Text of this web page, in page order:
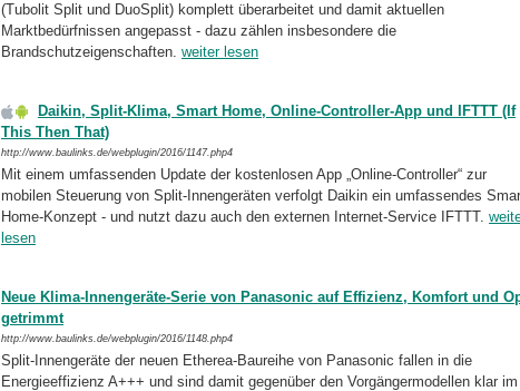
(Tubolit Split und DuoSplit) komplett überarbeitet und damit aktuellen
Marktbedürfnissen angepasst - dazu zählen ins­be­son­dere die
Brandschutzeigenschaften. weiter lesen
Daikin, Split-Klima, Smart Home, Online-Controller-App und IFTTT (If
This Then That)
http://www.baulinks.de/webplugin/2016/1147.php4
Mit einem umfassenden Update der kostenlosen App „Online-Controller“ zur
mobilen Steuerung von Split-Innengeräten verfolgt Daikin ein um­fas­sen­des
Home-Konzept - und nutzt dazu auch den externen Internet-Service IFTTT.
lesen
Neue Klima-Innengeräte-Serie von Panasonic auf Effizienz, Komfort und
getrimmt
http://www.baulinks.de/webplugin/2016/1148.php4
Split-Innengeräte der neuen Etherea-Baureihe von Panasonic fallen in die
Energieeffizienz A+++ und sind damit gegenüber den Vorgänger­mo­del­len klar im